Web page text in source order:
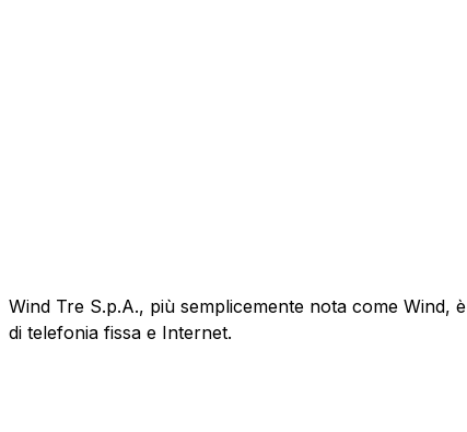
Wind Tre S.p.A., più semplicemente nota come
di telefonia fissa e Internet.